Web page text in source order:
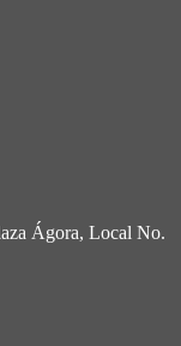
Ágora, Local No.